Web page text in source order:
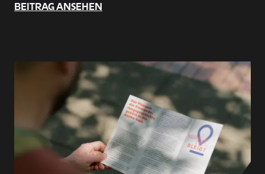
BEITRAG ANSEHEN